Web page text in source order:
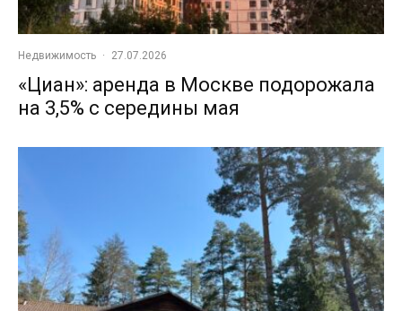
Недвижимость · 27.07.2026
«Циан»: аренда в Москве подорожала
на 3,5% с середины мая